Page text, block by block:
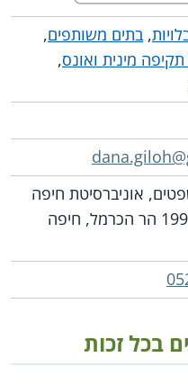
, בתים משותפים,
מינית ואונס,
אוניברסיטת חיפה
שד' אבא חושי 199 הר הכרמל, חיפה
בכל זכות